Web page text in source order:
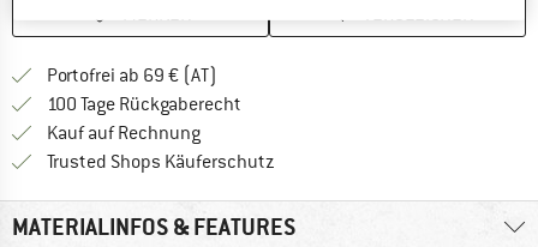
MERKEN VERGLEICHEN
Portofrei ab 69 € (AT)
100 Tage Rückgaberecht
Kauf auf RechnungFinde die Zahlungs-Infos hier! Öffnet
Trusted Shops Käuferschutz
MATERIALINFOS & FEATURES